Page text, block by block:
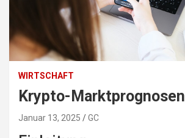
WIRTSCHAFT
Krypto-Marktprognosen
Januar 13, 2025 GC